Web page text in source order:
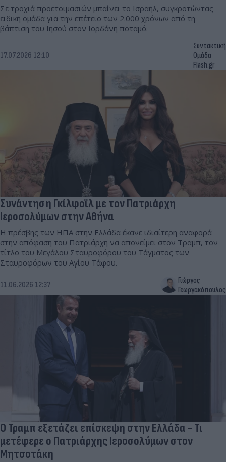
Σε τροχιά προετοιμασιών μπαίνει το Ισραήλ, συγκροτώντας
ειδική ομάδα για την επέτειο των 2.000 χρόνων από τη
βάπτιση του Ιησού στον Ιορδάνη ποταμό.
17.07.2026 12:10
Συντακτική
Ομάδα
Flash.gr
Συνάντηση Γκίλφοϊλ με τον Πατριάρχη
Ιεροσολύμων στην Αθήνα
Η πρέσβης των ΗΠΑ στην Ελλάδα έκανε ιδιαίτερη αναφορά
στην απόφαση του Πατριάρχη να απονείμει στον Τραμπ, τον
τίτλο του Μεγάλου Σταυροφόρου του Τάγματος των
Σταυροφόρων του Αγίου Τάφου.
11.06.2026 12:37
Γιώργος
Γεωργακόπουλος
Ο Τραμπ εξετάζει επίσκεψη στην Ελλάδα - Τι
μετέφερε ο Πατριάρχης Ιεροσολύμων στον
Μητσοτάκη